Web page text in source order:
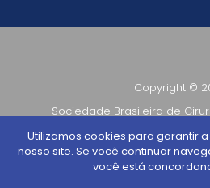
Copyright ©
Sociedade Brasileira de
CNPJ 56.321.573/
Todos os direitos
Utilizamos cookies para garantir
nosso site. Se você continuar
você está